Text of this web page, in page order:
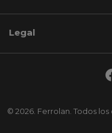
© 2026. Ferrolan. Todos
Legal